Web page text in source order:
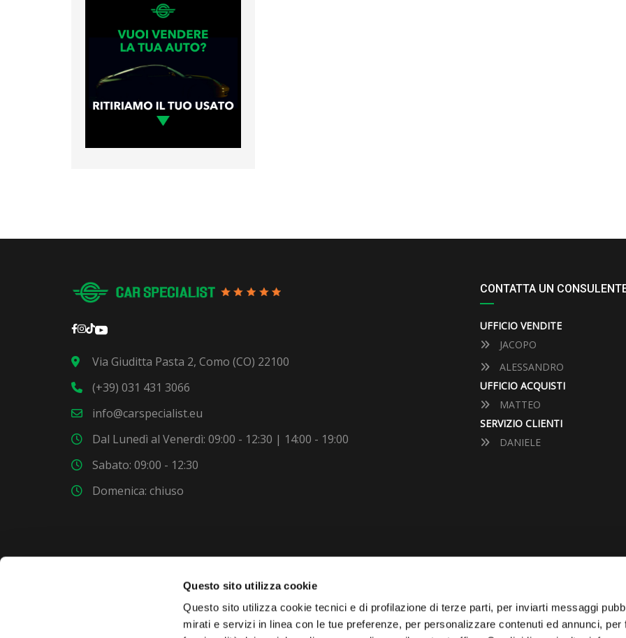
Questo sito utilizza cookie
Questo sito utilizza cookie tecnici e di profilazione di terze parti, per inviarti messaggi
mirati e servizi in linea con le tue preferenze, per personalizzare contenuti ed annunci, per
Via Giuditta Pasta 2, Como (CO) 22100
(+39) 031 431 3066
info@carspecialist.eu
Dal Lunedì al Venerdì: 09:00 - 12:30 | 14:00 - 19:00
Sabato: 09:00 - 12:30
Domenica: chiuso
CONTATTA UN
UFFICIO VENDITE
JACOPO
ALESSANDRO
UFFICIO ACQUISTI
MATTEO
SERVIZIO CLIENTI
DANIELE
Vai Al Garage